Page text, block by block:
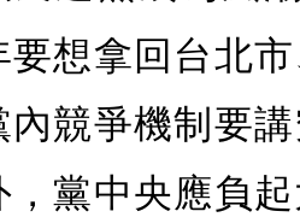
要想拿回台北
內競爭機制要
，黨中央應負